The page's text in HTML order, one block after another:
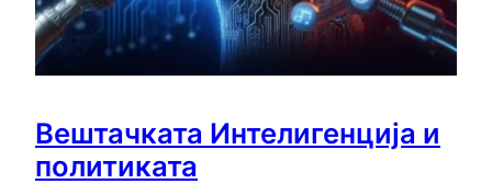
Вештачката Интелигенција и
политиката